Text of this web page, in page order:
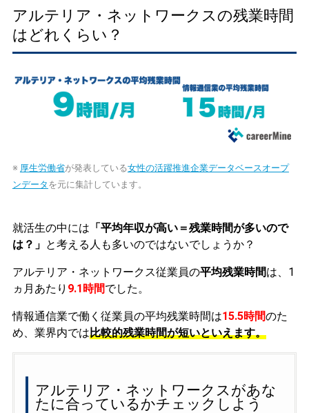
アルテリア・ネットワークスの残業時間
はどれくらい？
※ 厚生労働省が発表している女性の活躍推進企業データベースオープ
ンデータ を元に集計しています。
就活生の中には 「平均年収が高い＝残業時間が多いので
は？」 と考える人も多いのではないでしょうか？
アルテリア・ネットワークス従業員の平均残業時間は、1
ヵ月あたり 9.1時間でした。
情報通信業で働く従業員の平均残業時間は15.5時間のた
め、業界内では比較的残業時間が短いといえます。
アルテリア・ネットワークスがあな
たに合っているかチェックしよう